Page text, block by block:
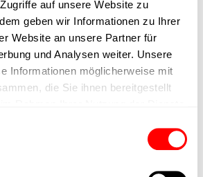
auf unsere Website zu
geben wir Informationen zu Ihrer
Website an unsere Partner für
und Analysen weiter. Unsere
Informationen möglicherweise mit
die Sie ihnen bereitgestellt
+/- 0.1 mm